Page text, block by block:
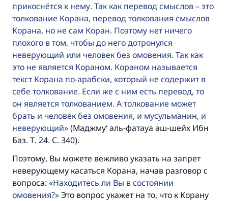
прикоснётся к нему. Так как перевод смыслов – это
толкование Корана, перевод толкования смыслов
Корана, но не сам Коран. Поэтому нет ничего
плохого в том, чтобы до него дотронулся
неверующий или человек без омовения. Так как
это не является Кораном. Кораном называется
текст Корана по-арабски, который не содержит в
себе толкование. Если же с ним есть перевод, то
он является толкованием. А толкование может
брать и человек без омовения, и мусульманин, и
неверующий (Маджму‘ аль-фатауа аш-шейх Ибн
Баз. Т. 24. С. 340).
Поэтому, Вы можете вежливо указать на запрет
неверующему касаться Корана, начав разговор с
вопроса:
Находитесь ли Вы в состоянии
омовения? Это вопрос укажет на то, что к Корану